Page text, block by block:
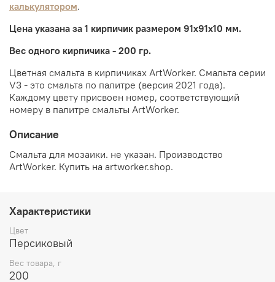
калькулятором.
Цена указана за 1 кирпичик размером 91х91х10 мм.
Вес одного кирпичика - 200 гр.
Цветная смальта в кирпичиках ArtWorker. Смальта серии
V3 - это смальта по палитре (версия 2021 года).
Каждому цвету присвоен номер, соответствующий
номеру в палитре смальты ArtWorker.
Описание
Смальта для мозаики. не указан. Производство
ArtWorker. Купить на artworker.shop.
Характеристики
Цвет
Персиковый
Вес товара, г
200